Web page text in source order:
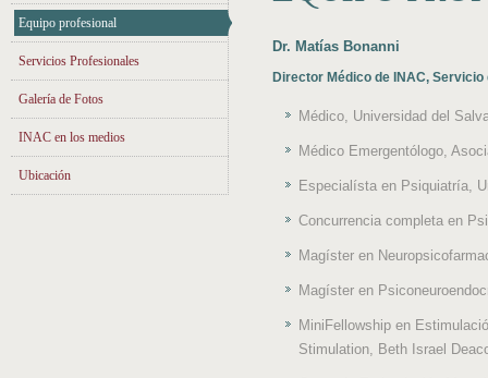
Equipo profesional
Servicios Profesionales
Galería de Fotos
INAC en los medios
Ubicación
Dr. Matías Bonanni
Director Médico de INAC,
Médico, Universidad del
Médico Emergentólogo,
Especialísta en Psiquiatría,
Concurrencia completa en
Magíster en
Magíster en
MiniFellowship en
Stimulation, Beth Israel